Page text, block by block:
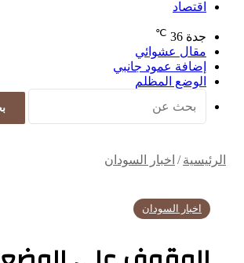
اقتصاد
جدة 36
℃
مقال عشوائي
إضافة عمود جانبي
الوضع المظلم
الرئيسية / اخبار السودان
اخبار السودان